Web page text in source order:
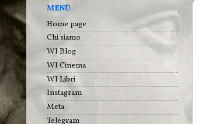
MENÙ
Home page
Chi siamo
WI Blog
WI Cinema
WI Libri
Instagram
Meta
Telegram